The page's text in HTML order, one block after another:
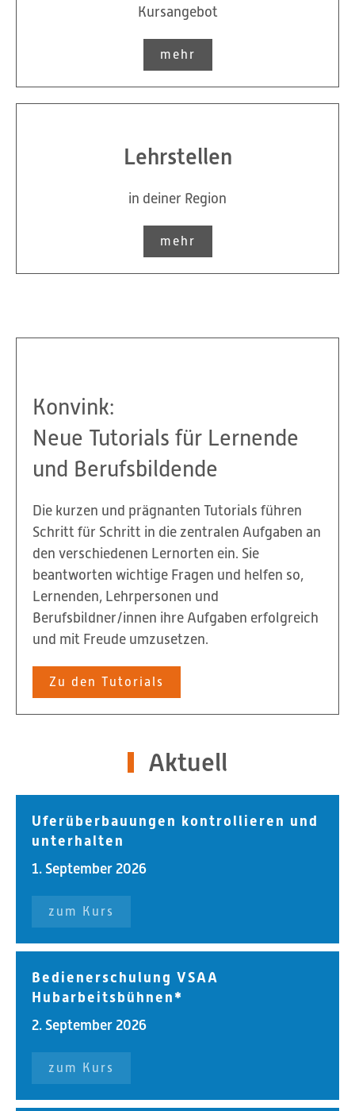
Kursangebot
mehr
Lehrstellen
in deiner Region
mehr
Konvink:
Neue Tutorials für Lernende
und Berufsbildende
Die kurzen und prägnanten Tutorials führen
Schritt für Schritt in die zentralen Aufgaben an
den verschiedenen Lernorten ein. Sie
beantworten wichtige Fragen und helfen so,
Lernenden, Lehrpersonen und
Berufsbildner/innen ihre Aufgaben erfolgreich
und mit Freude umzusetzen.
Zu den Tutorials
Aktuell
Uferüberbauungen kontrollieren und
unterhalten
1. September 2026
zum Kurs
Bedienerschulung VSAA
Hubarbeitsbühnen*
2. September 2026
zum Kurs